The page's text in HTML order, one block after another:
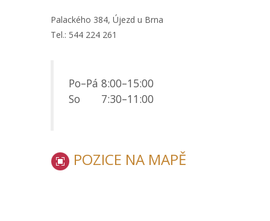
Palackého 384, Újezd u Brna
Tel.: 544 224 261
Po–Pá 8:00–15:00
So
7:30–11:00
POZICE NA MAPĚ